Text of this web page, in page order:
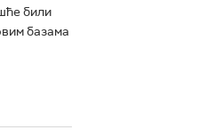
били
базама